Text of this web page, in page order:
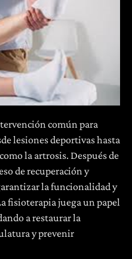
común para
lesiones deportivas hasta
la artrosis. Después de
de recuperación y
la funcionalidad y
fisioterapia juega un papel
a restaurar la
y prevenir